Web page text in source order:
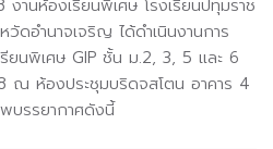
านห้องเรียนพิเศษ โรงเรียนปทุมราช
ดอำนาจเจริญ ได้ดำเนินงานการ
ยนพิเศษ GIP ชั้น ม.2, 3, 5 และ 6
ณ ห้องประชุมบริดจสโตน อาคาร 4
บรรยากาศดังนี้